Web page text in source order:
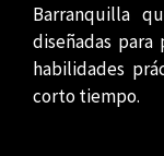
Barranquilla
diseñadas
habilidades
corto tiempo.